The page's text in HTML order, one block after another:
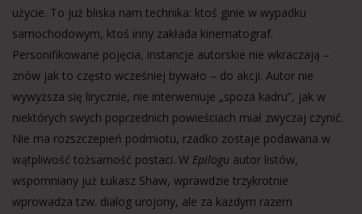
użycie. To już bliska nam technika: ktoś ginie w wypadku
samochodowym, ktoś inny zakłada kinematograf.
Personifikowane pojęcia, instancje autorskie nie wkraczają –
znów jak to często wcześniej bywało – do akcji. Autor nie
wywyższa się lirycznie, nie interweniuje „spoza kadru”, jak w
niektórych swych poprzednich powieściach miał zwyczaj czynić.
Nie ma rozszczepień podmiotu, rzadko zostaje podawana w
wątpliwość tożsamość postaci. W Epilogu autor listów,
wspomniany już Łukasz Shaw, wprawdzie trzykrotnie
wprowadza tzw. dialog urojony, ale za każdym razem